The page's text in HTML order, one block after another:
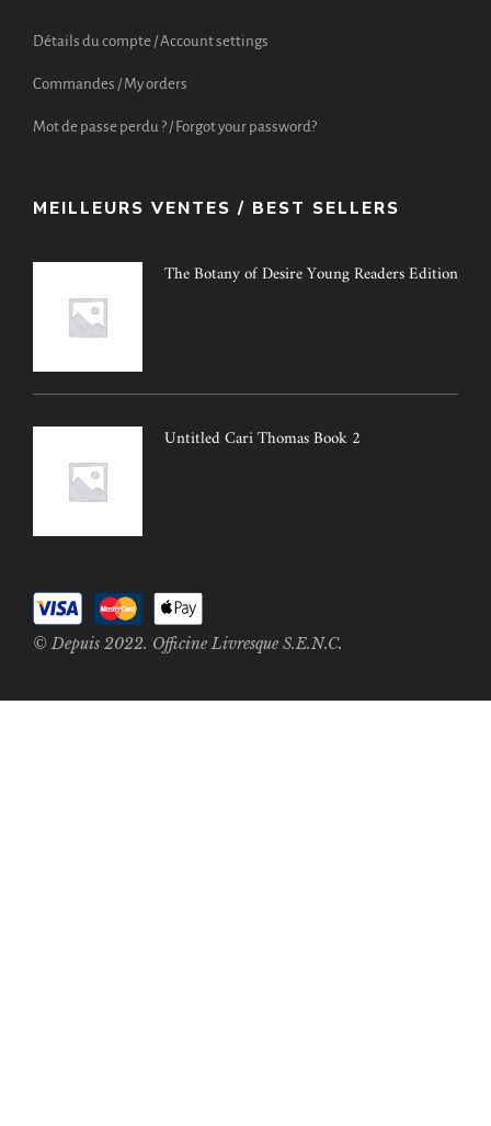
Détails du compte / Account settings
Commandes / My orders
Mot de passe perdu ? / Forgot your password?
MEILLEURS VENTES / BEST SELLERS
The Botany of Desire Young Readers Edition
Untitled Cari Thomas Book 2
© Depuis 2022. Officine Livresque S.E.N.C.